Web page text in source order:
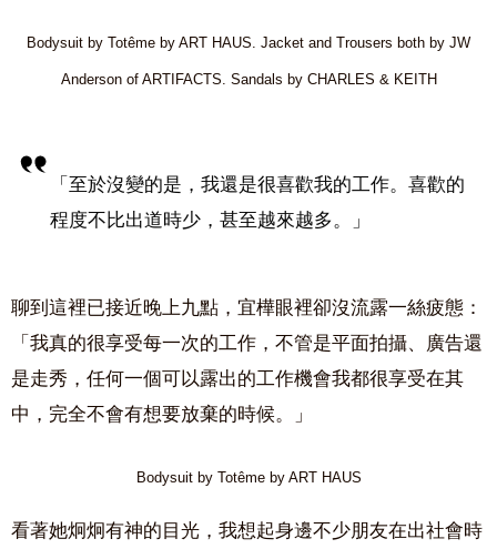
Bodysuit by Totême by ART HAUS. Jacket and Trousers both by JW
Anderson of ARTIFACTS. Sandals by CHARLES & KEITH
「至於沒變的是，我還是很喜歡我的工作。喜歡的
程度不比出道時少，甚至越來越多。」
聊到這裡已接近晚上九點，宜樺眼裡卻沒流露一絲疲態：
「我真的很享受每一次的工作，不管是平面拍攝、廣告還
是走秀，任何一個可以露出的工作機會我都很享受在其
中，完全不會有想要放棄的時候。」
Bodysuit by Totême by ART HAUS
看著她炯炯有神的目光，我想起身邊不少朋友在出社會時